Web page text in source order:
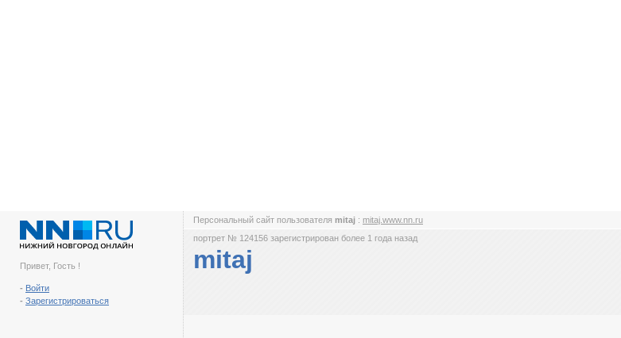
Привет, Гость !
- Войти
- Зарегистрироваться
Персональный сайт пользователя mitaj : mitaj.www.nn.ru
портрет № 124156 зарегистрирован более 1 года назад
mitaj